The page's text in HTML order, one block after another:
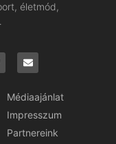
életmód,
Médiaajánlat
Impresszum
Partnereink